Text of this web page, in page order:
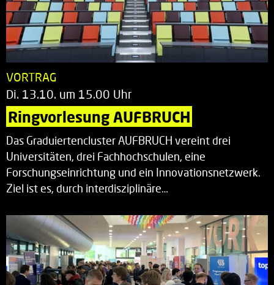
VORTRAG
Di. 13.10. um 15.00 Uhr
Ringvorlesung AUFBRUCH
Das Graduiertencluster AUFBRUCH vereint drei
Universitäten, drei Fachhochschulen, eine
Forschungseinrichtung und ein Innovationsnetzwerk.
Ziel ist es, durch interdisziplinäre…